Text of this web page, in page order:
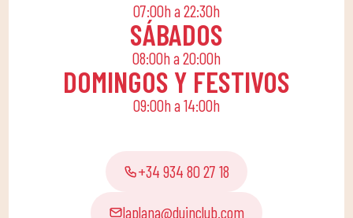
rutina diaria con una
vida activa, ofreciendo
actividades lúdicas y
educativas para que los
pequeños de casa
07:00h a 22:30h
SÁBADOS
08:00h a 20:00h
DOMINGOS Y FESTIVOS
09:00h a 14:00h
+34 934 80 27 18
laplana@duinclub.com